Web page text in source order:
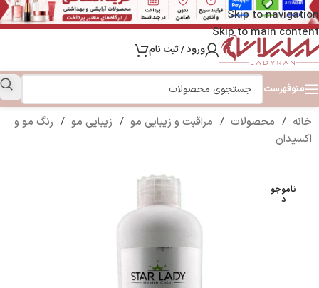
Skip to navigation
Skip to main content
ورود / ثبت نام
منوفهرست
خانه / محصولات / مراقبت و زیبایی مو / زیبایی مو / رنگ مو و
اکسیدان
ناموجو
د